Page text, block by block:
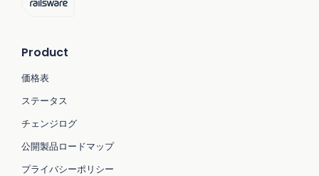
Product
価格表
ステータス
チェンジログ
公開製品ロードマップ
プライバシーポリシー